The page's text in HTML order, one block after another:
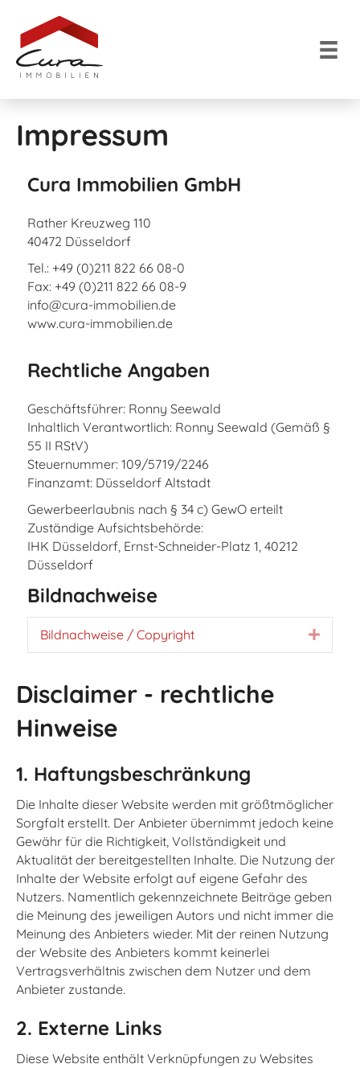
Impressum
Cura Immobilien GmbH
Rather Kreuzweg 110
40472 Düsseldorf
Tel.: +49 (0)211 822 66 08-0
Fax: +49 (0)211 822 66 08-9
info@cura-immobilien.de
www.cura-immobilien.de
Rechtliche Angaben
Geschäftsführer: Ronny Seewald
Inhaltlich Verantwortlich: Ronny Seewald (Gemäß §
55 II RStV)
Steuernummer: 109/5719/2246
Finanzamt: Düsseldorf Altstadt
Gewerbeerlaubnis nach § 34 c) GewO erteilt
Zuständige Aufsichtsbehörde:
IHK Düsseldorf, Ernst-Schneider-Platz 1, 40212
Düsseldorf
Bildnachweise
Bildnachweise / Copyright
Disclaimer - rechtliche
Hinweise
1. Haftungsbeschränkung
Die Inhalte dieser Website werden mit größtmöglicher
Sorgfalt erstellt. Der Anbieter übernimmt jedoch keine
Gewähr für die Richtigkeit, Vollständigkeit und
Aktualität der bereitgestellten Inhalte. Die Nutzung der
Inhalte der Website erfolgt auf eigene Gefahr des
Nutzers. Namentlich gekennzeichnete Beiträge geben
die Meinung des jeweiligen Autors und nicht immer die
Meinung des Anbieters wieder. Mit der reinen Nutzung
der Website des Anbieters kommt keinerlei
Vertragsverhältnis zwischen dem Nutzer und dem
Anbieter zustande.
2. Externe Links
Diese Website enthält Verknüpfungen zu Websites